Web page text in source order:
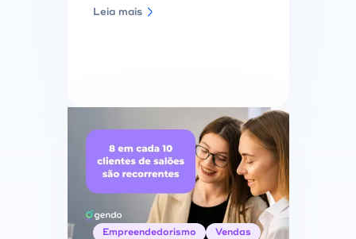
Leia mais
Empreendedorismo Vendas